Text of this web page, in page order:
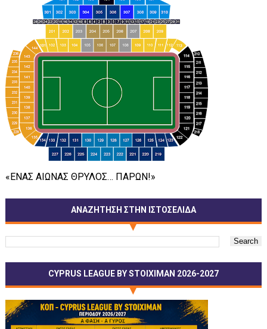
«ΕΝΑΣ ΑΙΩΝΑΣ ΘΡΥΛΟΣ… ΠΑΡΩΝ!»
ΑΝΑΖΗΤΗΣΗ ΣΤΗΝ ΙΣΤΟΣΕΛΙΔΑ
CYPRUS LEAGUE BY STOIXIMAN 2026-2027